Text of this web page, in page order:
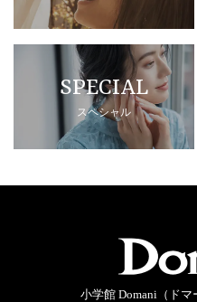
SPECIAL
スペシャル
小学館 Domani（ドマ